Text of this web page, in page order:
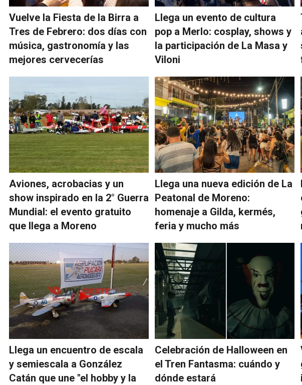
Vuelve la Fiesta de la Birra a
Tres de Febrero: dos días con
música, gastronomía y las
mejores cervecerías
Llega un evento de cultura
pop a Merlo: cosplay, shows y
la participación de La Masa y
Viloni
Aviones, acrobacias y un
show inspirado en la 2° Guerra
Mundial: el evento gratuito
que llega a Moreno
Llega una nueva edición de La
Peatonal de Moreno:
homenaje a Gilda, kermés,
feria y mucho más
Llega un encuentro de escala
y semiescala a González
Catán que une "el hobby y la
Celebración de Halloween en
el Tren Fantasma: cuándo y
dónde estará